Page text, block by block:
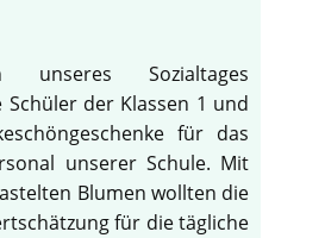
unseres Sozialtages
Schüler der Klassen 1 und
für das
unserer Schule. Mit
Blumen wollten die
für die tägliche